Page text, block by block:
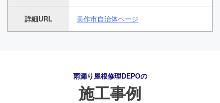
詳細URL 美作市自治体ページ
雨漏り屋根修理DEPOの
施工事例